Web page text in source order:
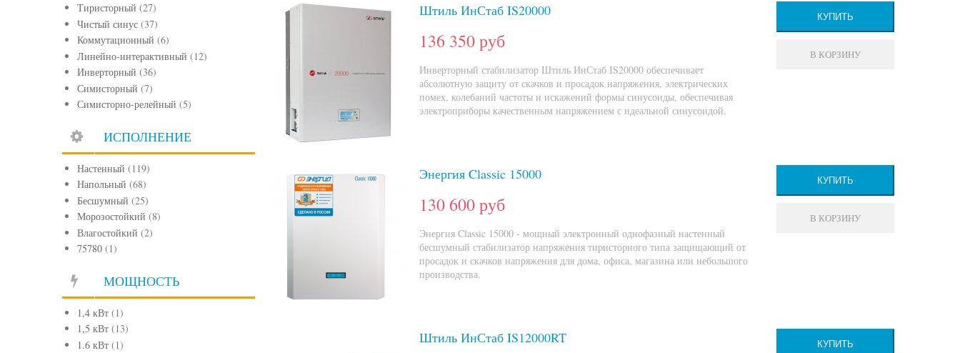
Тиристорный (27)
Чистый синус (37)
Коммутационный (6)
Линейно-интерактивный (12)
Инверторный (36)
Симисторный (7)
Симисторно-релейный (5)
ИСПОЛНЕНИЕ
Настенный (119)
Напольный (68)
Бесшумный (25)
Морозостойкий (8)
Влагостойкий (2)
75780 (1)
МОЩНОСТЬ
1,4 кВт (1)
1,5 кВт (13)
1.6 кВт (1)
Штиль ИнСтаб IS20000
136 350 руб
Инверторный стабилизатор Штиль ИнСтаб IS20000 обеспечивает
абсолютную защиту от скачков и просадок напряжения, электрических
помех, колебаний частоты и искажений формы синусоиды, обеспечивая
электроприборы качественным напряжением с идеальной синусоидой.
КУПИТЬ
В КОРЗИНУ
Энергия Classic 15000
130 600 руб
Энергия Classic 15000 - мощный электронный однофазный настенный
бесшумный стабилизатор напряжения тиристорного типа защищающий от
просадок и скачков напряжения для дома, офиса, магазина или небольшого
производства.
КУПИТЬ
В КОРЗИНУ
Штиль ИнСтаб IS12000RT КУПИТЬ